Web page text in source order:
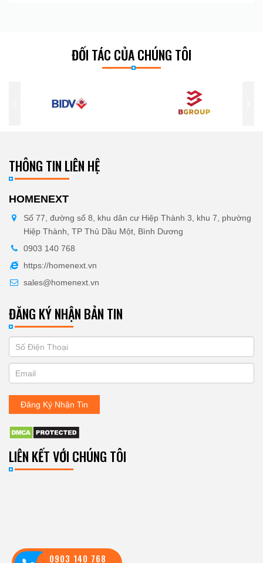
ĐỐI TÁC CỦA CHÚNG TÔI
THÔNG TIN LIÊN HỆ
HOMENEXT
Số 77, đường số 8, khu dân cư Hiệp Thành 3, khu 7, phường
Hiệp Thành, TP Thủ Dầu Một, Bình Dương
0903 140 768
https://homenext.vn
sales@homenext.vn
ĐĂNG KÝ NHẬN BẢN TIN
ĐĂNG
KÝ
NHẬN
BẢN
TIN
you
are
human,
leave
this
blank.
Đăng Ký Nhận Tin
LIÊN KẾT VỚI CHÚNG TÔI
0903 140 768